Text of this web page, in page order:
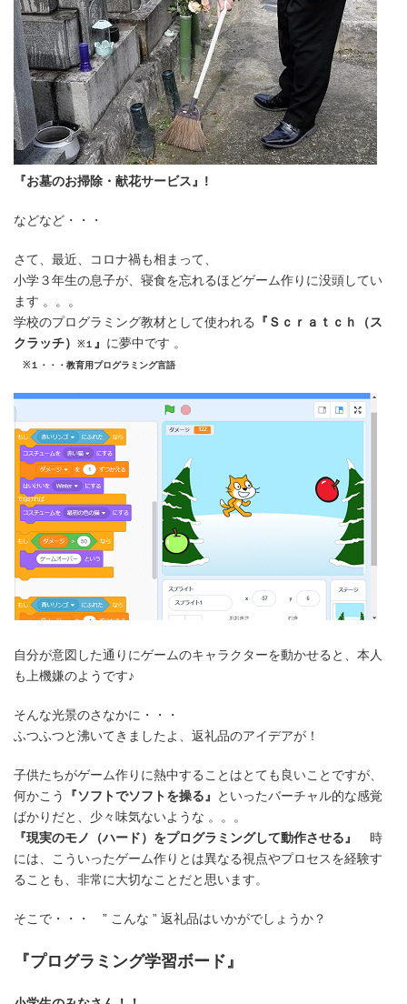
『お墓のお掃除・献花サービス』!
などなど・・・
さて、最近、コロナ禍も相まって、
小学３年生の息子が、寝食を忘れるほどゲーム作りに没頭してい
ます 。。。
学校のプログラミング教材として使われる
『Ｓｃｒａｔｃｈ（ス
クラッチ）
※１ 』 に夢中です 。
※１・・・教育用プログラミング言語
自分が意図した通りにゲームのキャラクターを動かせると、本人
も上機嫌のようです♪
そんな光景のさなかに・・・
ふつふつと沸いてきましたよ、返礼品のアイデアが！
子供たちがゲーム作りに熱中することはとても良いことですが、
何かこう
『ソフトでソフトを操る』
といったバーチャル的な感覚
ばかりだと、少々味気ないような 。。。
『現実のモノ（ハード）をプログラミングして動作させる』
時
には、こういったゲーム作りとは異なる視点やプロセスを経験す
ることも、非常に大切なことだと思います。
そこで・・・ ” こんな ” 返礼品はいかがでしょうか？
『プログラミング学習ボード』